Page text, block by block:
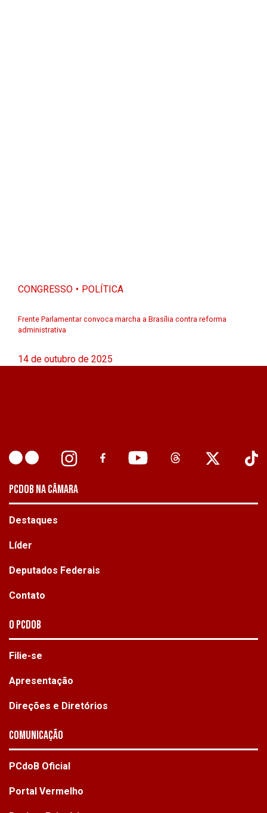
CONGRESSO POLÍTICA
Frente Parlamentar convoca marcha a Brasília contra reforma
administrativa
14 de outubro de 2025
PCDOB NA CÂMARA
Destaques
Líder
Deputados Federais
Contato
O PCdoB
Filie-se
Apresentação
Direções e Diretórios
Comunicação
PCdoB Oficial
Portal Vermelho